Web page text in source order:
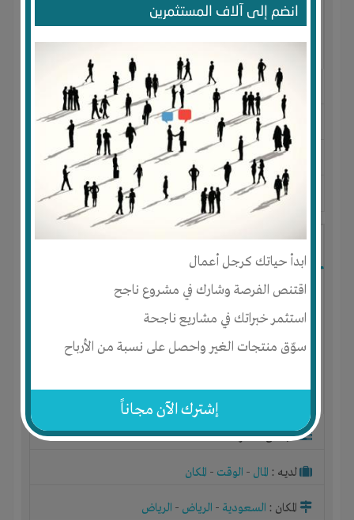
انضم إلى آلاف المستثمرين
ابدأ حياتك كرجل أعمال
اقتنص الفرصة وشارك في مشروع ناجح
استثمر خبراتك في مشاريع ناجحة
سوّق منتجات الغير واحصل على نسبة من الأرباح
إشترك الآن مجاناً
الجنس : ذكر
لديـه :المال علاقات
المكان :مصر -القاهرة -المقطم
آخر ظهور: : منذ 3 اشهر
ابو محمد
الجنس : ذكر
لديـه : المال - الوقت - المكان
المكان : السعودية - الرياض - الرياض